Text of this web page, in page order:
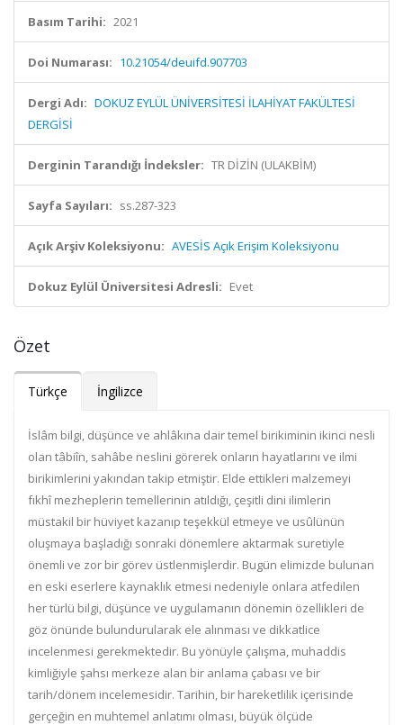
Basım Tarihi: 2021
Doi Numarası: 10.21054/deuifd.907703
Dergi Adı: DOKUZ EYLÜL ÜNİVERSİTESİ İLAHİYAT FAKÜLTESİ
DERGİSİ
Derginin Tarandığı İndeksler: TR DİZİN (ULAKBİM)
Sayfa Sayıları: ss.287-323
Açık Arşiv Koleksiyonu: AVESİS Açık Erişim Koleksiyonu
Dokuz Eylül Üniversitesi Adresli: Evet
Özet
Türkçe İngilizce
İslâm bilgi, düşünce ve ahlâkına dair temel birikiminin ikinci nesli
olan tâbiîn, sahâbe neslini görerek onların hayatlarını ve ilmi
birikimlerini yakından takip etmiştir. Elde ettikleri malzemeyi
fıkhî mezheplerin temellerinin atıldığı, çeşitli dini ilimlerin
müstakil bir hüviyet kazanıp teşekkül etmeye ve usûlünün
oluşmaya başladığı sonraki dönemlere aktarmak suretiyle
önemli ve zor bir görev üstlenmişlerdir. Bugün elimizde bulunan
en eski eserlere kaynaklık etmesi nedeniyle onlara atfedilen
her türlü bilgi, düşünce ve uygulamanın dönemin özellikleri de
göz önünde bulundurularak ele alınması ve dikkatlice
incelenmesi gerekmektedir. Bu yönüyle çalışma, muhaddis
kimliğiyle şahsı merkeze alan bir anlama çabası ve bir
tarih/dönem incelemesidir. Tarihin, bir hareketlilik içerisinde
gerçeğin en muhtemel anlatımı olması, büyük ölçüde